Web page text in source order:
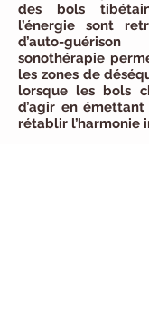
des bols
l’énergie sont
d’auto-
sonothérapie
les zones de
lorsque les bols
d’agir en
rétablir l’harmonie